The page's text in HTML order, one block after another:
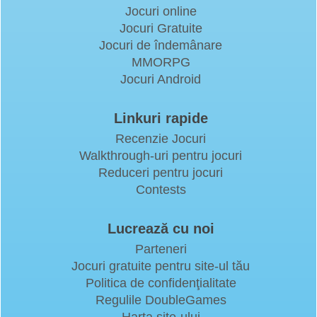
Jocuri online
Jocuri Gratuite
Jocuri de îndemânare
MMORPG
Jocuri Android
Linkuri rapide
Recenzie Jocuri
Walkthrough-uri pentru jocuri
Reduceri pentru jocuri
Contests
Lucrează cu noi
Parteneri
Jocuri gratuite pentru site-ul tău
Politica de confidenţialitate
Regulile DoubleGames